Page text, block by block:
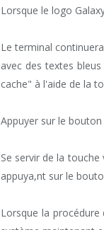
Lorsque le logo
Le terminal
avec des textes
cache" à l'aide de la
Appuyer sur le
Se servir de la
appuya,nt sur le
Lorsque la